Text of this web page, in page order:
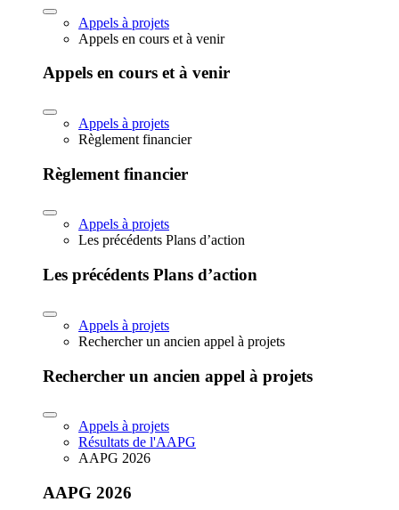
Appels à projets
Appels en cours et à venir
Appels en cours et à venir
Appels à projets
Règlement financier
Règlement financier
Appels à projets
Les précédents Plans d’action
Les précédents Plans d’action
Appels à projets
Rechercher un ancien appel à projets
Rechercher un ancien appel à projets
Appels à projets
Résultats de l'AAPG
AAPG 2026
AAPG 2026